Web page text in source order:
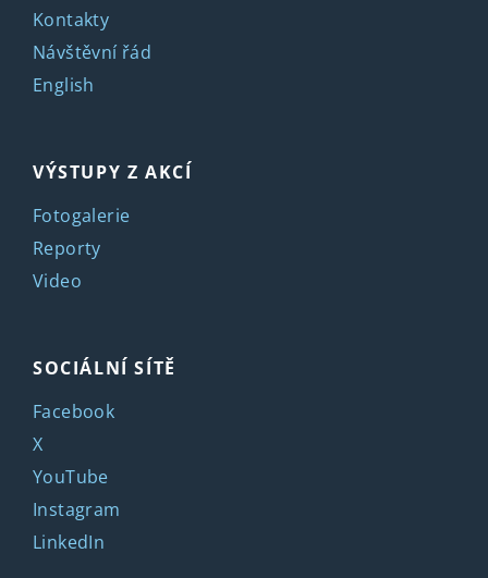
Kontakty
Návštěvní řád
English
VÝSTUPY Z AKCÍ
Fotogalerie
Reporty
Video
SOCIÁLNÍ SÍTĚ
Facebook
X
YouTube
Instagram
LinkedIn